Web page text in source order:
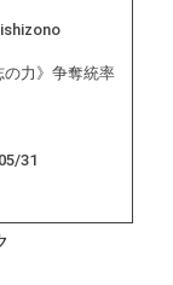
の力》争奪統率
31